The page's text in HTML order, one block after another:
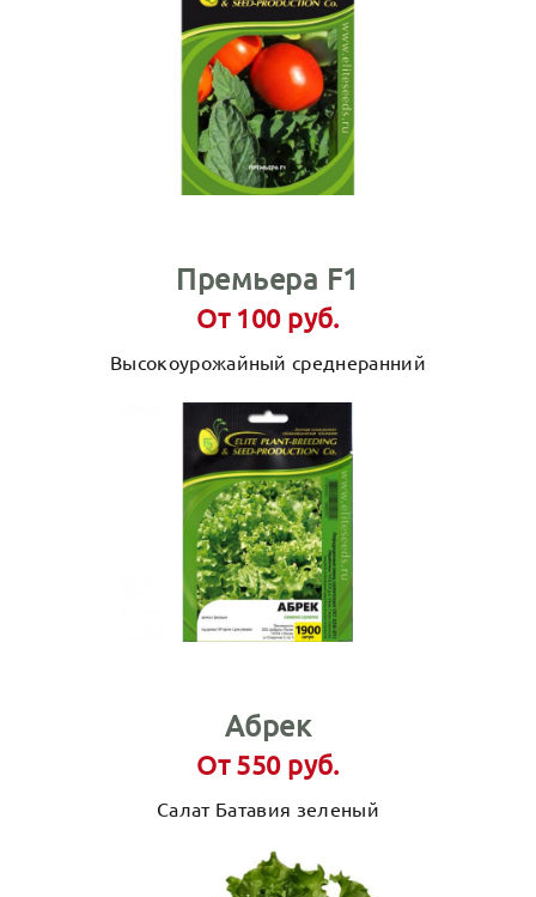
Премьера F1
От 100 руб.
Высокоурожайный среднеранний
Абрек
От 550 руб.
Салат Батавия зеленый